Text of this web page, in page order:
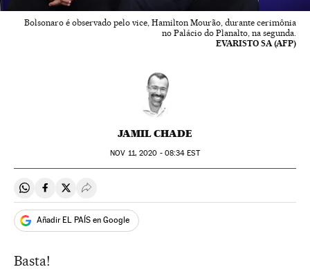
Bolsonaro é observado pelo vice, Hamilton Mourão, durante cerimônia
no Palácio do Planalto, na segunda.
EVARISTO SA (AFP)
JAMIL CHADE
NOV 11, 2020 - 08:34 EST
Compartir en Whatsapp
Compartir en Facebook
Compartir en Twitter
Desplegar Redes Sociales
Añadir EL PAÍS en Google
Basta!